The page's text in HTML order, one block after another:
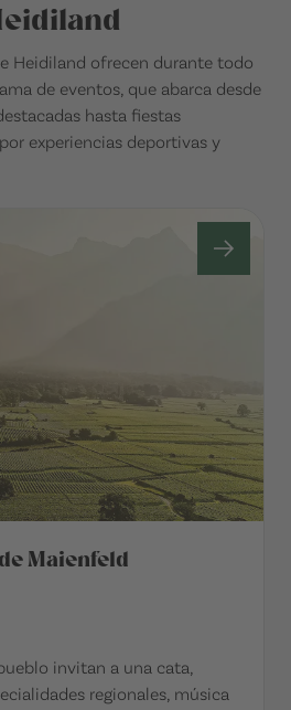
Heidiland ofrecen durante todo
de eventos, que abarca desde
hasta fiestas
experiencias deportivas y
Maienfeld
invitan a una cata,
regionales, música